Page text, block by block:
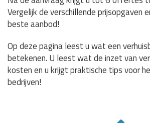
Vergelijk de verschillende prijsopgaven
beste aanbod!
Op deze pagina leest u wat een
betekenen. U leest wat de inzet van
kosten en u krijgt praktische tips voor
bedrijven!